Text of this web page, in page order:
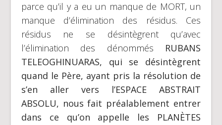
parce qu’il y a eu un manque de MORT, un
manque d’élimination des résidus. Ces
résidus ne se désintègrent qu’avec
l’élimination des dénommés RUBANS
TELEOGHINUARAS, qui se désintègrent
quand le Père, ayant pris la résolution de
s’en aller vers l’ESPACE ABSTRAIT
ABSOLU, nous fait préalablement entrer
dans ce qu’on appelle les PLANÈTES